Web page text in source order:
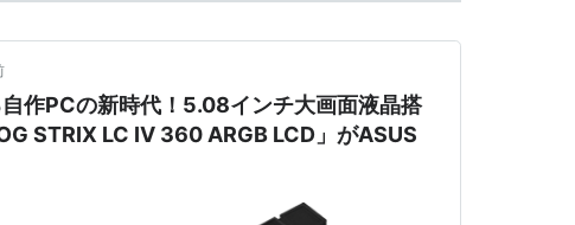
作PCの新時代！5.08インチ大画面液晶搭
STRIX LC IV 360 ARGB LCD」がASUS